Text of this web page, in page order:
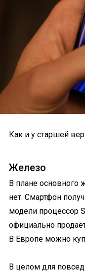
Как и у старшей
Железо
В плане основного
нет. Смартфон
модели процессор
официально
В Европе можно
В целом для